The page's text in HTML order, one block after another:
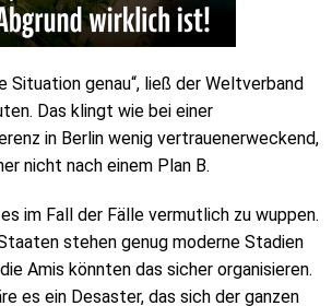
Situation genau“, ließ der Weltverband
Das klingt wie bei einer
in Berlin wenig vertrauenerweckend,
nicht nach einem Plan B.
im Fall der Fälle vermutlich zu wuppen.
stehen genug moderne Stadien
Amis könnten das sicher organisieren.
es ein Desaster, das sich der ganzen